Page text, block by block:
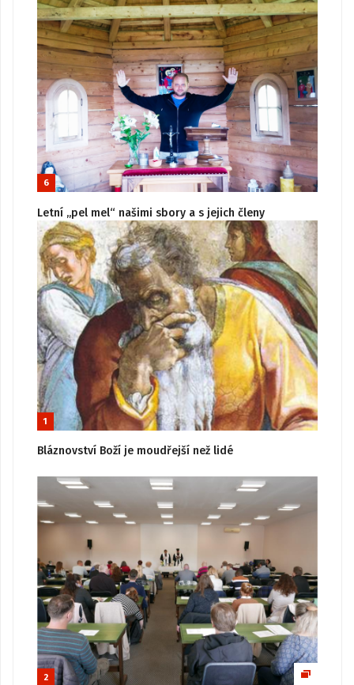
6
Letní „pel mel“ našimi sbory a s jejich členy
1
Bláznovství Boží je moudřejší než lidé
2